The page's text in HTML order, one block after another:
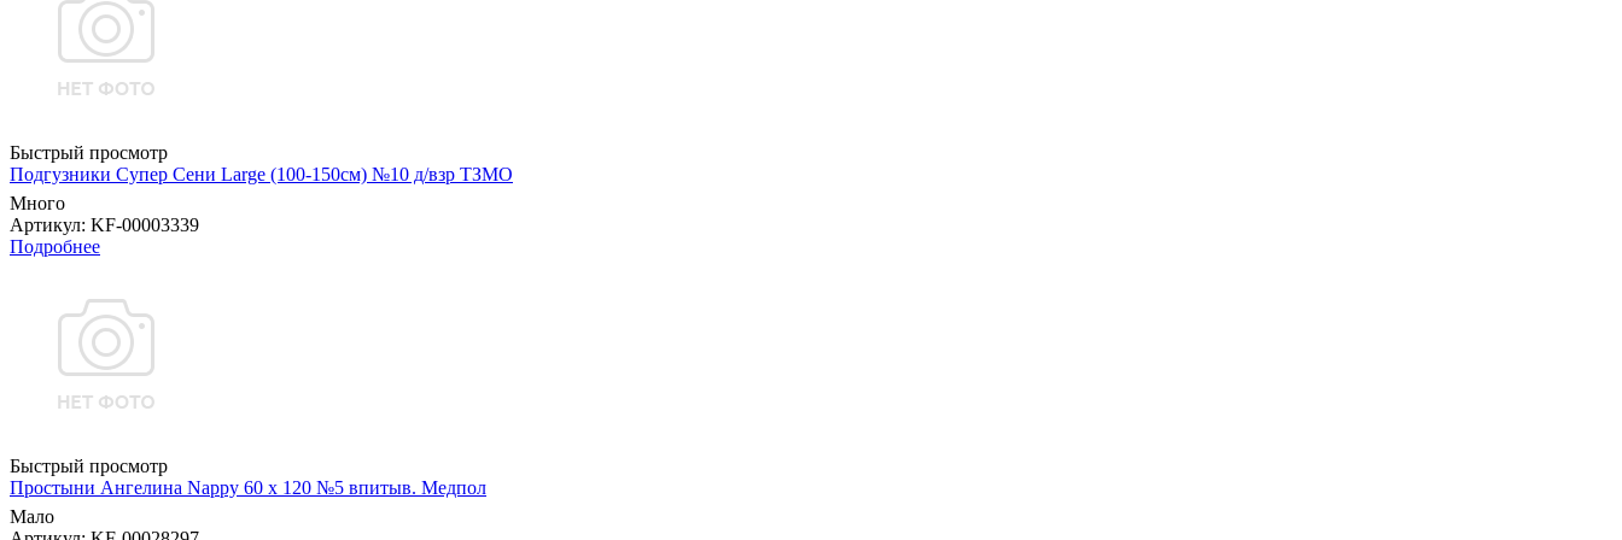
Быстрый просмотр
Подгузники Супер Сени Large (100-150см) №10 д/взр ТЗМО
Много
Артикул: KF-00003339
Подробнее
Быстрый просмотр
Простыни Ангелина Nappy 60 х 120 №5 впитыв. Медпол
Мало